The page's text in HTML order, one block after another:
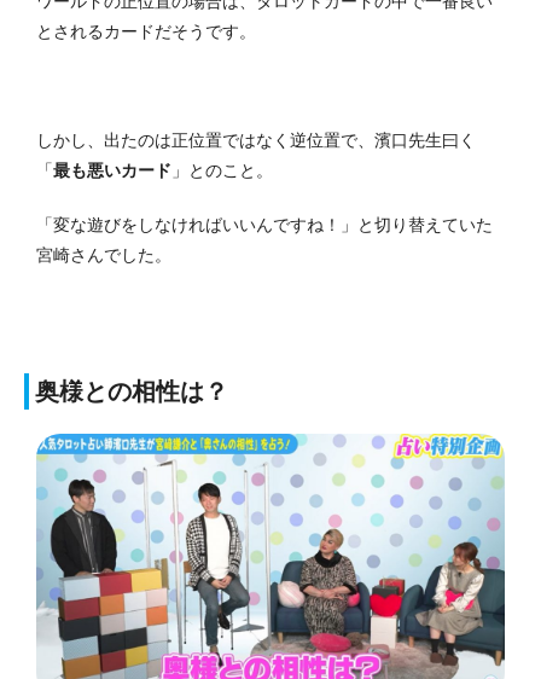
とされるカードだそうです。
しかし、出たのは正位置ではなく逆位置で、濱口先生曰く
「最も悪いカード 」とのこと。
「変な遊びをしなければいいんですね！」と切り替えていた
宮崎さんでした。
奥様との相性は？